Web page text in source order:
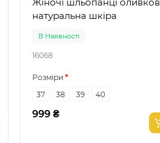
натуральна шкіра
В Наявності
16068
Розміри
37
38 39 40
999 ₴